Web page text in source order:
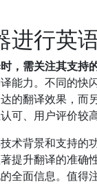
进行英
，需关注其支持
能力。不同的快
的翻译效果，而
可、用户评价较
术背景和支持的
提升翻译的准确
全面信息。值得